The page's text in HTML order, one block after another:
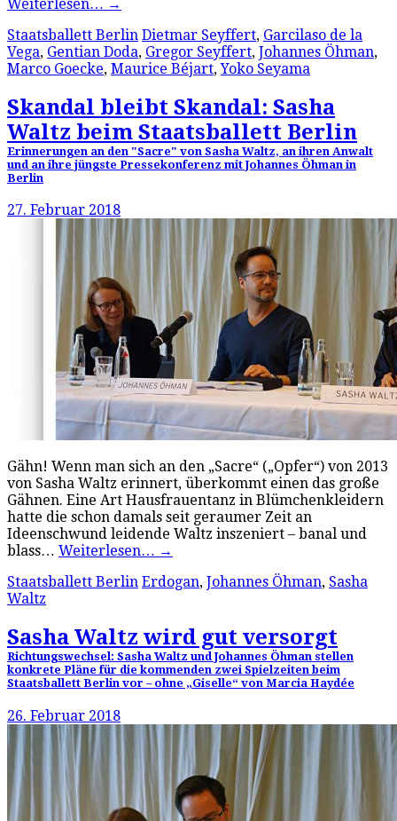
Weiterlesen… →
Staatsballett Berlin Dietmar Seyffert, Garcilaso de la
Vega, Gentian Doda, Gregor Seyffert, Johannes Öhman,
Marco Goecke, Maurice Béjart,Yoko Seyama
Skandal bleibt Skandal: Sasha
Waltz beim Staatsballett Berlin
Erinnerungen an den "Sacre" von Sasha Waltz, an ihren Anwalt
und an ihre jüngste Pressekonferenz mit Johannes Öhman in
Berlin
27. Februar 2018
Gähn! Wenn man sich an den „Sacre“ („Opfer“) von 2013
von Sasha Waltz erinnert, überkommt einen das große
Gähnen. Eine Art Hausfrauentanz in Blümchenkleidern
hatte die schon damals seit geraumer Zeit an
Ideenschwund leidende Waltz inszeniert – banal und
blass… Weiterlesen… →
Staatsballett Berlin Erdogan, Johannes Öhman, Sasha
Waltz
Sasha Waltz wird gut versorgt
Richtungswechsel: Sasha Waltz und Johannes Öhman stellen
konkrete Pläne für die kommenden zwei Spielzeiten beim
Staatsballett Berlin vor – ohne „Giselle“ von Marcia Haydée
26. Februar 2018